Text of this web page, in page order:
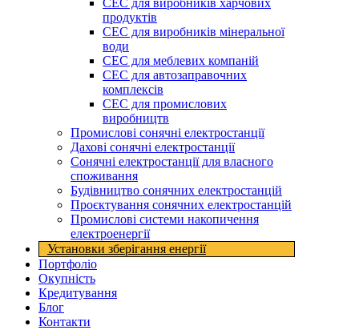
СЕС для виробників харчових
продуктів
СЕС для виробників мінеральної
води
СЕС для меблевих компаній
СЕС для автозаправочних
комплексів
СЕС для промислових
виробництв
Промислові сонячні електростанції
Дахові сонячні електростанції
Сонячні електростанції для власного
споживання
Будівництво сонячних електростанцій
Проєктування сонячних електростанцій
Промислові системи накопичення
електроенергії
Установки зберігання енергії​
Портфоліо
Окупність
Кредитування
Блог
Контакти